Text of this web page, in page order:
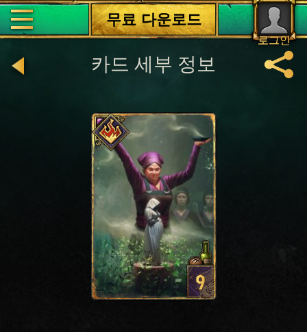
로그인
무료 다운로드
카드 세부 정보
9